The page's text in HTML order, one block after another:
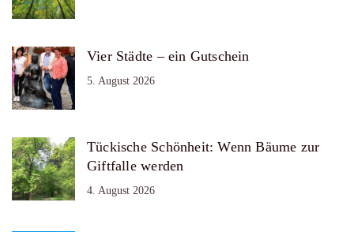
Vier Städte – ein Gutschein
5. August 2026
Tückische Schönheit: Wenn Bäume zur
Giftfalle werden
4. August 2026